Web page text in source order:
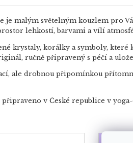
je malým světelným kouzlem pro
lehkostí, barvami a vílí
krystaly, korálky a symboly,
ručně připravený s péčí a
ale drobnou připomínkou
v České republice v yoga-